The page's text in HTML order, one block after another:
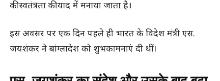
की स्वतंत्रता की याद में मनाया जाता है।
इस अवसर पर एक दिन पहले ही भारत के विदेश मंत्री एस.
जयशंकर ने बांग्लादेश को शुभकामनाएं दी थीं।